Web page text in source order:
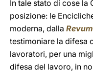
In tale stato di cose la
posizione: le
moderna, dalla
testimoniare la difesa
lavoratori, per una
difesa del lavoro, in